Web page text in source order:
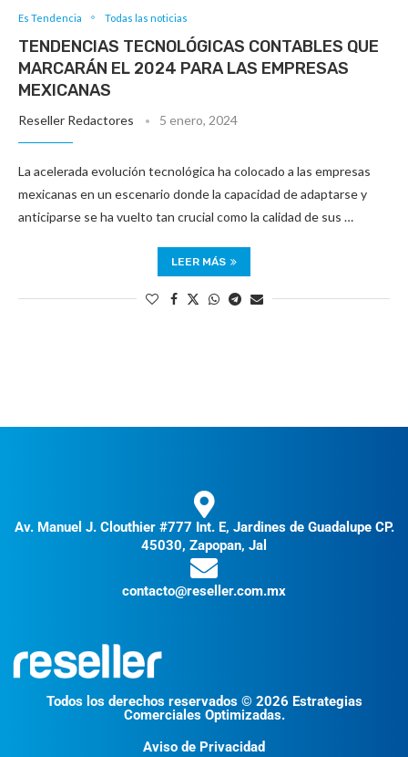
Es Tendencia Todas las noticias
TENDENCIAS TECNOLÓGICAS CONTABLES QUE
MARCARÁN EL 2024 PARA LAS EMPRESAS
MEXICANAS
Reseller Redactores 5 enero, 2024
La acelerada evolución tecnológica ha colocado a las empresas
mexicanas en un escenario donde la capacidad de adaptarse y
anticiparse se ha vuelto tan crucial como la calidad de sus …
LEER MÁS
Av. Manuel J. Clouthier #777 Int. E, Jardines de Guadalupe CP.
45030, Zapopan, Jal
contacto@reseller.com.mx
Todos los derechos reservados © 2026 Estrategias
Comerciales Optimizadas.
Aviso de Privacidad